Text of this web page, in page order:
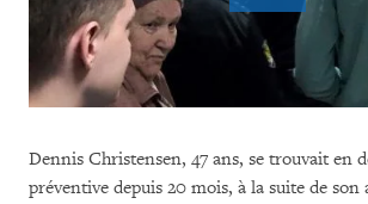
Dennis Christensen, 47 ans, se trouvait en
préventive depuis 20 mois, à la suite de